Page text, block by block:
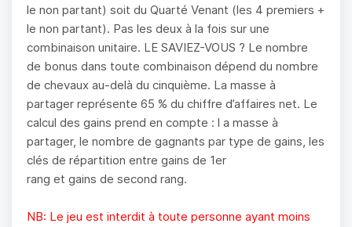
le non partant) soit du Quarté Venant (les 4 premiers +
le non partant). Pas les deux à la fois sur une
combinaison unitaire. LE SAVIEZ-VOUS ? Le nombre
de bonus dans toute combinaison dépend du nombre
de chevaux au-delà du cinquième. La masse à
partager représente 65 % du chiffre d’affaires net. Le
calcul des gains prend en compte : l a masse à
partager, le nombre de gagnants par type de gains, les
clés de répartition entre gains de 1er
rang et gains de second rang.
NB: Le jeu est interdit à toute personne ayant moins